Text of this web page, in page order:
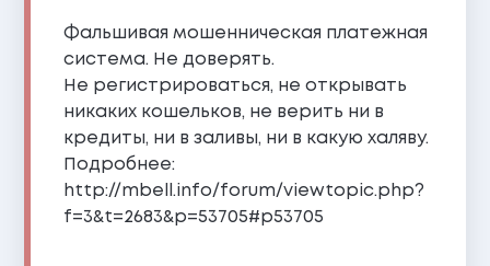
Фальшивая мошенническая платежная
система. Не доверять.
Не регистрироваться, не открывать
никаких кошельков, не верить ни в
кредиты, ни в заливы, ни в какую халяву.
Подробнее:
http://mbell.info/forum/viewtopic.php?
f=3&t=2683&p=53705#p53705